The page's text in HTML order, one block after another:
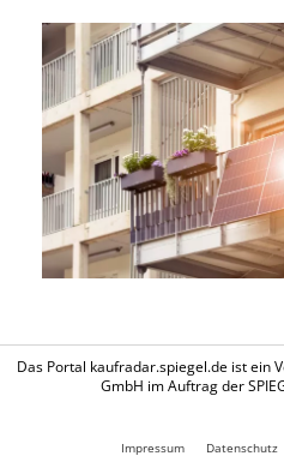
Das Portal kaufradar.spiegel.de ist ein
GmbH im Auftrag der
Impressum Datenschutz